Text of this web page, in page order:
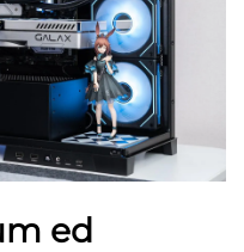
ed